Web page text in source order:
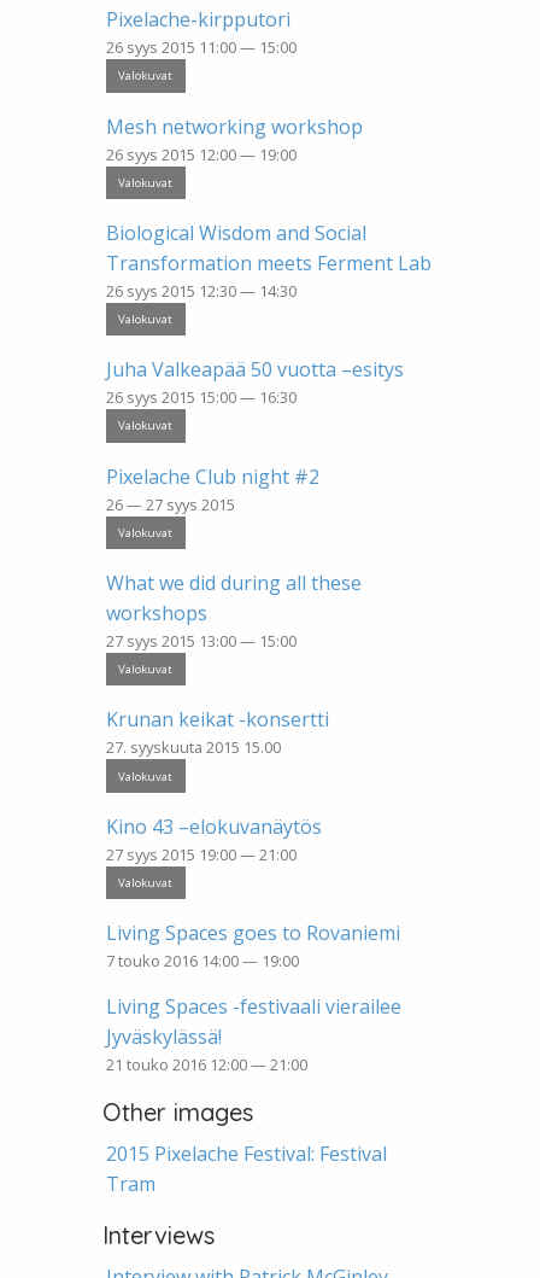
Pixelache-kirpputori
26 syys 2015 11:00 — 15:00
Valokuvat
Mesh networking workshop
26 syys 2015 12:00 — 19:00
Valokuvat
Biological Wisdom and Social
Transformation meets Ferment Lab
26 syys 2015 12:30 — 14:30
Valokuvat
Juha Valkeapää 50 vuotta –esitys
26 syys 2015 15:00 — 16:30
Valokuvat
Pixelache Club night #2
26 — 27 syys 2015
Valokuvat
What we did during all these
workshops
27 syys 2015 13:00 — 15:00
Valokuvat
Krunan keikat -konsertti
27. syyskuuta 2015 15.00
Valokuvat
Kino 43 –elokuvanäytös
27 syys 2015 19:00 — 21:00
Valokuvat
Living Spaces goes to Rovaniemi
7 touko 2016 14:00 — 19:00
Living Spaces -festivaali vierailee
Jyväskylässä!
21 touko 2016 12:00 — 21:00
Other images
2015 Pixelache Festival: Festival
Tram
Interviews